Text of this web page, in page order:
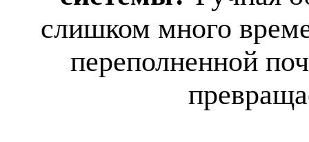
слишком много
переполненной